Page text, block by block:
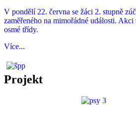
V pondělí 22. června se žáci 2. stupně
zaměřeného na mimořádné události.
osmé třídy.
Více...
Projekt